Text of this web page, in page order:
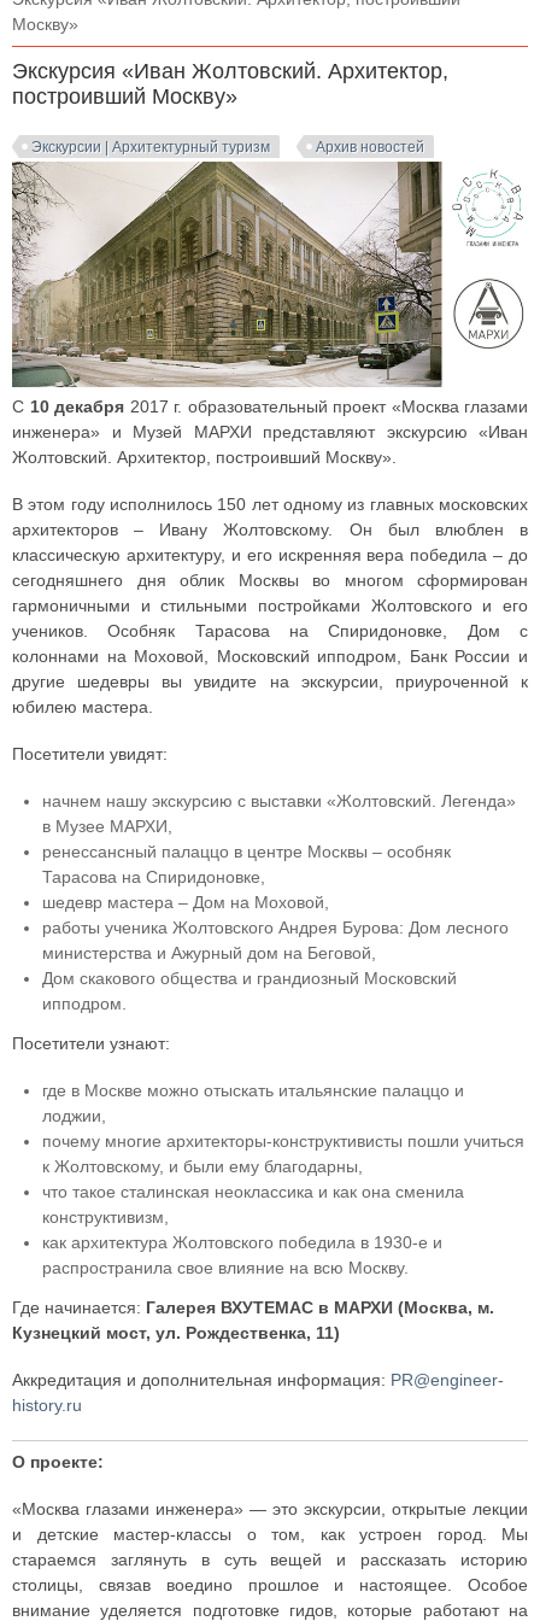
Москву»
Экскурсия «Иван Жолтовский. Архитектор,
построивший Москву»
Экскурсии | Архитектурный туризм Архив новостей
C 10 декабря 2017 г. образовательный проект «Москва глазами
инженера» и Музей МАРХИ представляют экскурсию «Иван
Жолтовский. Архитектор, построивший Москву».
В этом году исполнилось 150 лет одному из главных московских
архитекторов – Ивану Жолтовскому. Он был влюблен в
классическую архитектуру, и его искренняя вера победила – до
сегодняшнего дня облик Москвы во многом сформирован
гармоничными и стильными постройками Жолтовского и его
учеников. Особняк Тарасова на Спиридоновке, Дом с
колоннами на Моховой, Московский ипподром, Банк России и
другие шедевры вы увидите на экскурсии, приуроченной к
юбилею мастера.
Посетители увидят:
начнем нашу экскурсию с выставки «Жолтовский. Легенда»
в Музее МАРХИ,
ренессансный палаццо в центре Москвы – особняк
Тарасова на Спиридоновке,
шедевр мастера – Дом на Моховой,
работы ученика Жолтовского Андрея Бурова: Дом лесного
министерства и Ажурный дом на Беговой,
Дом скакового общества и грандиозный Московский
ипподром.
Посетители узнают:
где в Москве можно отыскать итальянские палаццо и
лоджии,
почему многие архитекторы-конструктивисты пошли учиться
к Жолтовскому, и были ему благодарны,
что такое сталинская неоклассика и как она сменила
конструктивизм,
как архитектура Жолтовского победила в 1930-е и
распространила свое влияние на всю Москву.
Где начинается: Галерея ВХУТЕМАС в МАРХИ (Москва, м.
Кузнецкий мост, ул. Рождественка, 11)
Аккредитация и дополнительная информация: PR@engineer-
history.ru
О проекте:
«Москва глазами инженера» — это экскурсии, открытые лекции
и детские мастер-классы о том, как устроен город. Мы
стараемся заглянуть в суть вещей и рассказать историю
столицы, связав воедино прошлое и настоящее. Особое
внимание уделяется подготовке гидов, которые работают на